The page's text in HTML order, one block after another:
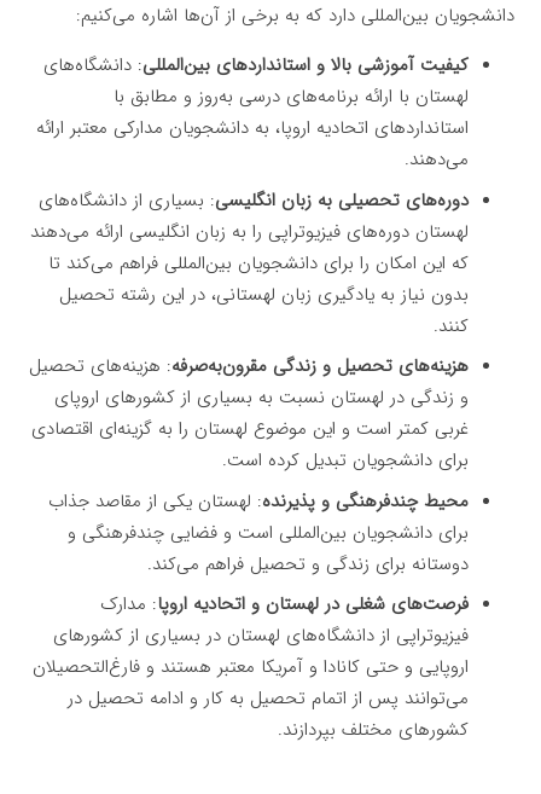
دانشجویان بین‌المللی دارد که به برخی از آن‌ها اشاره می‌کنیم:
کیفیت آموزشی بالا و استانداردهای بین‌المللی: دانشگاه‌های
لهستان با ارائه برنامه‌های درسی به‌روز و مطابق با
استانداردهای اتحادیه اروپا، به دانشجویان مدارکی معتبر ارائه
می‌دهند.
دوره‌های تحصیلی به زبان انگلیسی: بسیاری از دانشگاه‌های
لهستان دوره‌های فیزیوتراپی را به زبان انگلیسی ارائه می‌دهند
که این امکان را برای دانشجویان بین‌المللی فراهم می‌کند تا
بدون نیاز به یادگیری زبان لهستانی، در این رشته تحصیل
کنند.
هزینه‌های تحصیل و زندگی مقرون‌به‌صرفه: هزینه‌های تحصیل
و زندگی در لهستان نسبت به بسیاری از کشورهای اروپای
غربی کمتر است و این موضوع لهستان را به گزینه‌ای اقتصادی
برای دانشجویان تبدیل کرده است.
محیط چندفرهنگی و پذیرنده: لهستان یکی از مقاصد جذاب
برای دانشجویان بین‌المللی است و فضایی چندفرهنگی و
دوستانه برای زندگی و تحصیل فراهم می‌کند.
فرصت‌های شغلی در لهستان و اتحادیه اروپا: مدارک
فیزیوتراپی از دانشگاه‌های لهستان در بسیاری از کشورهای
اروپایی و حتی کانادا و آمریکا معتبر هستند و فارغ‌التحصیلان
می‌توانند پس از اتمام تحصیل به کار و ادامه تحصیل در
کشورهای مختلف بپردازند.